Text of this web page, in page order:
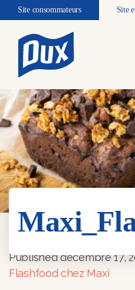
Site consommateurs Site
Publisheddécembre 17,
Flashfood chez Maxi